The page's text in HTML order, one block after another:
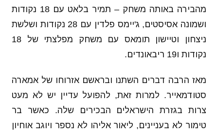
מהבירה באותה משחק – תמיר בלאט עם 18 נקודות
ושמונה אסיסטים, ג'יימס פלדין עם 28 נקודות ושלשת
ניצחון וטיישון תומאס עם משחק מפלצתי של 18
נקודות ו19 ריבאונדים.
מאז הרבה דברים השתנו ובראשם אזרוחו של אמארה
סטודמאייר. למרות זאת, להפועל עדיין יש לא מעט
צרות בגזרת הישראלים הבכירים שלה. כאשר בר
טימור לא בעניינים, ליאור אליהו לא נספר ויוגב אוחיון